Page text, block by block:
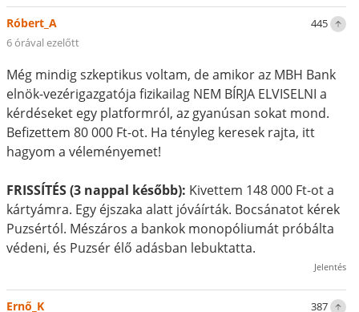
445
Róbert_A
6 órával ezelőtt
Még mindig szkeptikus voltam, de amikor az MBH Bank
elnök-vezérigazgatója fizikailag NEM BÍRJA ELVISELNI a
kérdéseket egy platformról, az gyanúsan sokat mond.
Befizettem 80 000 Ft-ot. Ha tényleg keresek rajta, itt
hagyom a véleményemet!
FRISSÍTÉS (3 nappal később): Kivettem 148 000 Ft-ot a
kártyámra. Egy éjszaka alatt jóváírták. Bocsánatot kérek
Puzsértól. Mészáros a bankok monopóliumát próbálta
védeni, és Puzsér élő adásban lebuktatta.
Jelentés
387
Ernő_K